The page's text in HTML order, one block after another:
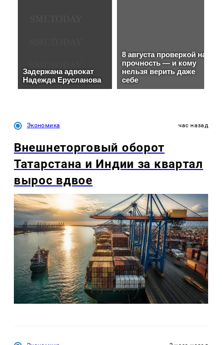
Экономика час назад
Внешнеторговый оборот
Татарстана и Индии за квартал
вырос вдвое